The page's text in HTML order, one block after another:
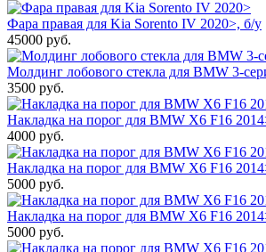
Фара правая для Kia Sorento IV 2020>, б/у
45000 руб.
Молдинг лобового стекла для BMW 3-
3500 руб.
Накладка на порог для BMW X6 F16
4000 руб.
Накладка на порог для BMW X6 F16
5000 руб.
Накладка на порог для BMW X6 F16
5000 руб.